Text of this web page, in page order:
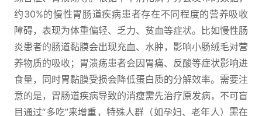
约30%的慢性胃肠道疾病患者存在不同程度的营养吸收
障碍，表现为体重偏轻、乏力、贫血等症状。比如慢性肠
炎患者的肠道黏膜会出现充血、水肿，影响小肠绒毛对营
养物质的吸收；胃溃疡患者会因胃痛、反酸等症状影响进
食量，同时胃黏膜受损会降低蛋白质的分解效率。需要注
意的是，胃肠道疾病导致的消瘦需先治疗原发病，不可盲
目通过“多吃”来增重，特殊人群（如孕妇、老年人）需在